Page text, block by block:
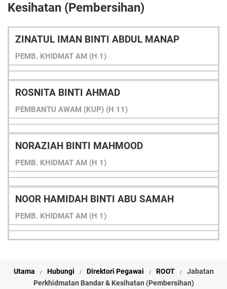
Kesihatan (Pembersihan)
ZINATUL IMAN BINTI ABDUL MANAP
PEMB. KHIDMAT AM (H 1)
ROSNITA BINTI AHMAD
PEMBANTU AWAM (KUP) (H 11)
NORAZIAH BINTI MAHMOOD
PEMB. KHIDMAT AM (H 1)
NOOR HAMIDAH BINTI ABU SAMAH
PEMB. KHIDMAT AM (H 1)
Utama Hubungi Direktori Pegawai ROOT
Jabatan
Perkhidmatan Bandar & Kesihatan (Pembersihan)